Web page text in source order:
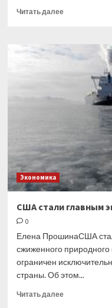
Читать далееПрочитать
Эрдоган
рассказал
о
продуктовой
сделкой
Экономика
США стали главным
0
Елена ПрошинаСША
сжиженного природного
ограничен
страны. Об этом...
Читать далееПрочитать